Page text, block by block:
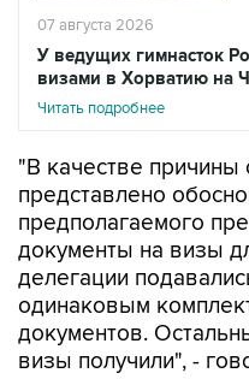
У ведущих гимнасток
визами в Хорватию на ЧЕ
Читать подробнее
"В качестве причины
предполагаемого
документы на визы
делегации
одинаковым
документов.
визы получили", -
федерации.